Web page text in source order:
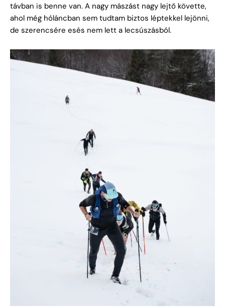
távban is benne van. A nagy mászást nagy lejtő követte,
ahol még hóláncban sem tudtam biztos léptekkel lejönni,
de szerencsére esés nem lett a lecsúszásból.